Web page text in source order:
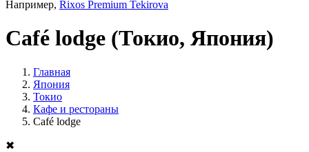
Например, Rixos Premium Tekirova
Café lodge (Токио, Япония)
Главная
Япония
Токио
Кафе и рестораны
Café lodge
✖